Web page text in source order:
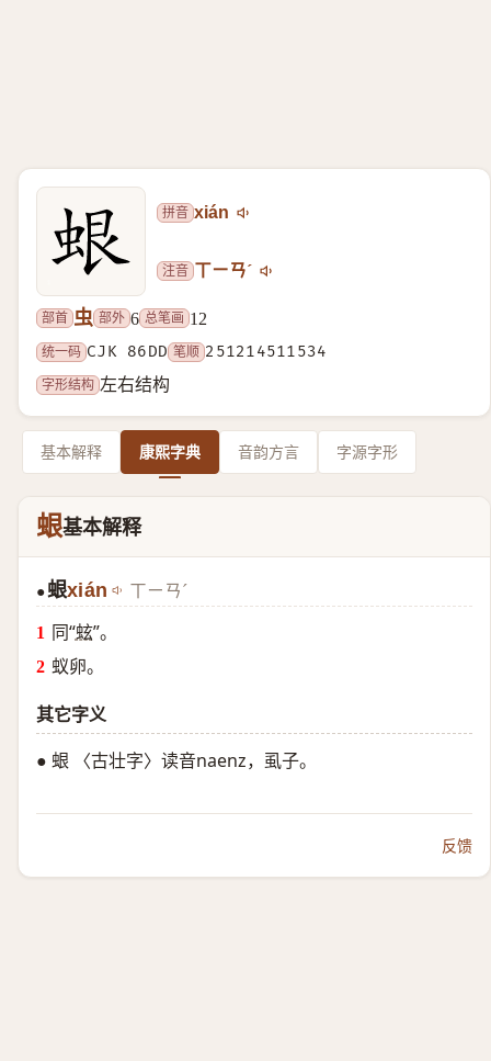
拼音 xián
注音 ㄒㄧㄢˊ
部首 虫 部外 6 总笔画 12
统一码 CJK 86DD 笔顺 251214511534
字形结构 左右结构
基本解释 康熙字典 音韵方言 字源字形
蛝基本解释
●蛝xián ㄒㄧㄢˊ
同“蚿”。
蚁卵。
其它字义
● 蛝 〈古壮字〉读音naenz，虱子。
反馈